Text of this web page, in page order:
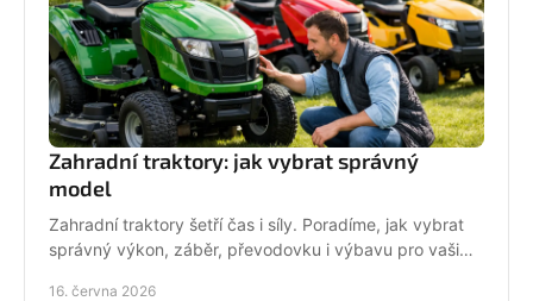
Zahradní traktory: jak vybrat správný
model
Zahradní traktory šetří čas i síly. Poradíme, jak vybrat
správný výkon, záběr, převodovku i výbavu pro vaši
16. června 2026